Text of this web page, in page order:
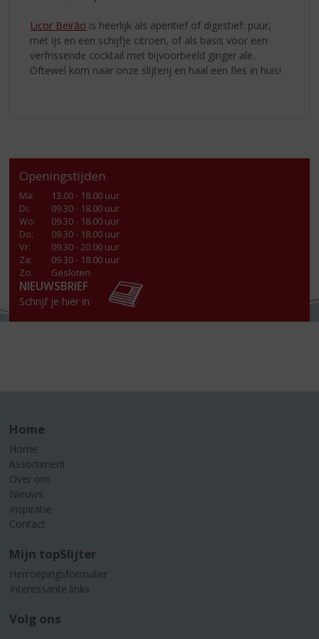
Licor Beirão is heerlijk als aperitief of digestief: puur,
met ijs en een schijfje citroen, of als basis voor een
verfrissende cocktail met bijvoorbeeld ginger ale.
Oftewel kom naar onze slijterij en haal een fles in huis!
Openingstijden
Ma:
13.00 - 18.00 uur
Di:
09.30 - 18.00 uur
Wo:
09.30 - 18.00 uur
Do:
09.30 - 18.00 uur
Vr:
09.30 - 20.00 uur
Za:
09.30 - 18.00 uur
Zo:
Gesloten
NIEUWSBRIEF
Schrijf je hier in
Home
Home
Assortiment
Over ons
Nieuws
Inspiratie
Contact
Mijn topSlijter
Herroepingsformulier
Interessante links
Volg ons